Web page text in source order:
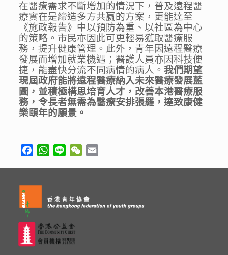
在醫療需求不斷增加的情況下，普及遠程醫
療實在是締造多方共嬴的方案，更能達至
《施政報告》中以預防為重、以社區為中心
的策略。市民亦因此可更輕易獲取醫療服
務，提升健康管理。此外，青年因遠程醫療
發展而增加就業機遇；醫護人員亦因科技便
捷，能盡快分流不同病情的病人。我們期望
現屆政府能將遠程醫療納入未來醫療發展藍
圖，並積極構思培育人才，改善本港醫療服
務，令長者無需為醫療安排張羅，達致康健
樂頤年的願景。
FacebookWhatsApp
Line WeChat